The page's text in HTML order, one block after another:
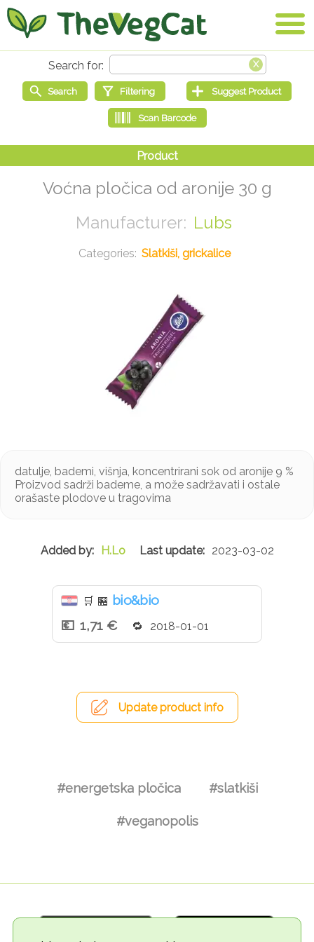
Voćna pločica od aronije 30 g
Lubs
Slatkiši, grickalice
datulje, bademi, višnja, koncentrirani sok od aronije 9 %
Proizvod sadrži bademe, a može sadržavati i ostale
orašaste plodove u tragovima
H.Lo 2023-03-02
🛒 🏪 bio&bio
1,71 €
2018-01-01
Update product info
#energetska pločica #slatkiši
#veganopolis